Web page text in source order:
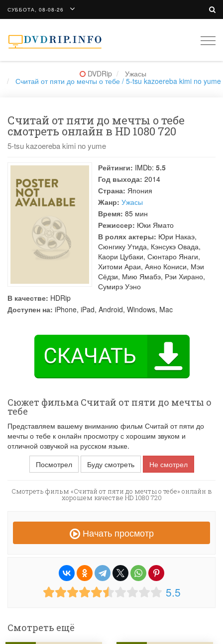
СУББОТА, 08-08-26
DVDRip Ужасы
Считай от пяти до мечты о тебе / 5-tsu kazoereba kimi no yume
Считай от пяти до мечты о тебе
смотреть онлайн в HD 1080 720
5-tsu kazoereba kimi no yume
Рейтинги: IMDb: 5.5
Год выхода: 2014
Страна: Япония
Жанр: Ужасы
Время: 85 мин
Режиссер: Юки Ямато
В ролях актеры: Юри Накаэ,
Сюнгику Утида, Кэнсукэ Овада,
Каори Цубаки, Сюнтаро Янаги,
Хитоми Араи, Аяно Кониси, Мэи
Сёдзи, Мию Ямабэ, Рэи Хирано,
Сумирэ Уэно
В качестве: HDRip
Доступен на: iPhone, iPad, Android, Windows, Mac
Сюжет фильма Считай от пяти до мечты о
тебе
Представляем вашему вниманию фильм Считай от пяти до
мечты о тебе к онлайн просмотру с хорошим звуком и
отличной озвучкой на русском языке.
Посмотрел
Буду смотреть Не смотрел
Смотреть фильм «Считай от пяти до мечты о тебе» онлайн в
хорошем качестве HD 1080 720
Начать просмотр
5.5
Смотреть ещё